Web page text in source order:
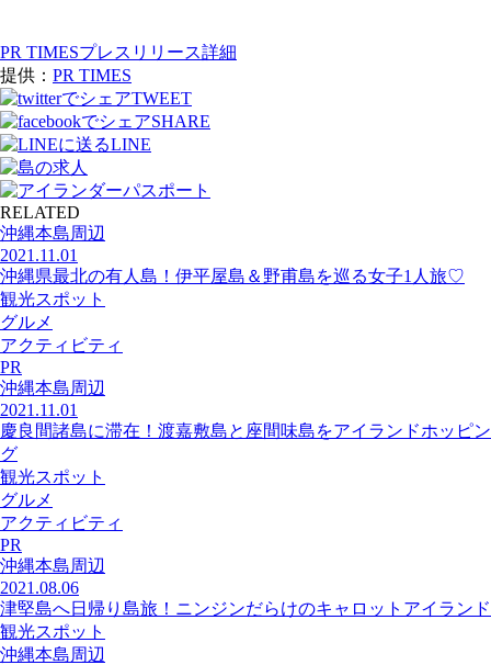
PR TIMESプレスリリース詳細
提供： PR TIMES
TWEET
SHARE
LINE
RELATED
沖縄本島周辺
2021.11.01
沖縄県最北の有人島！伊平屋島＆野甫島を巡る女子1人旅♡
観光スポット
グルメ
アクティビティ
PR
沖縄本島周辺
2021.11.01
慶良間諸島に滞在！渡嘉敷島と座間味島をアイランドホッピン
グ
観光スポット
グルメ
アクティビティ
PR
沖縄本島周辺
2021.08.06
津堅島へ日帰り島旅！ニンジンだらけのキャロットアイランド
観光スポット
沖縄本島周辺